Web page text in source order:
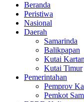
Beranda
Peristiwa
Nasional
Daerah
Samarinda
Balikpapan
Kutai
Kutai Timur
Pemerintahan
Pemprov
Pemkot